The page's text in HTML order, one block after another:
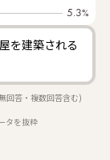
5.3%
を建築される
回答・複数回答含む)
タを抜粋